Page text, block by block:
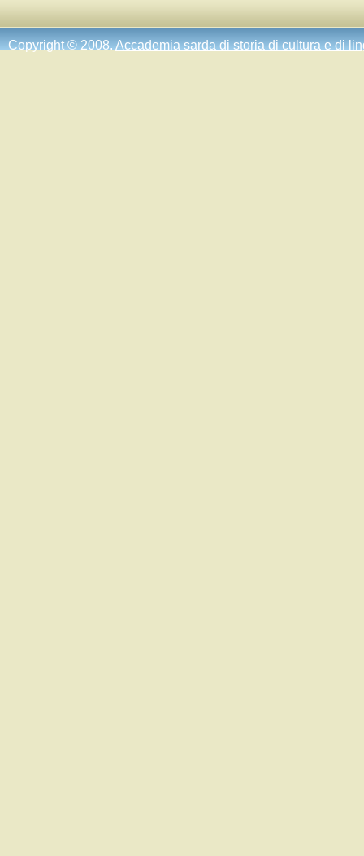
Copyright © 2008.Accademia sarda di storia di cultura e di